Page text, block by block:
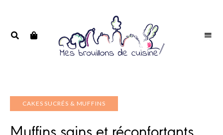
CAKES SUCRÉS & MUFFINS
Muffins sains et réconfortants,